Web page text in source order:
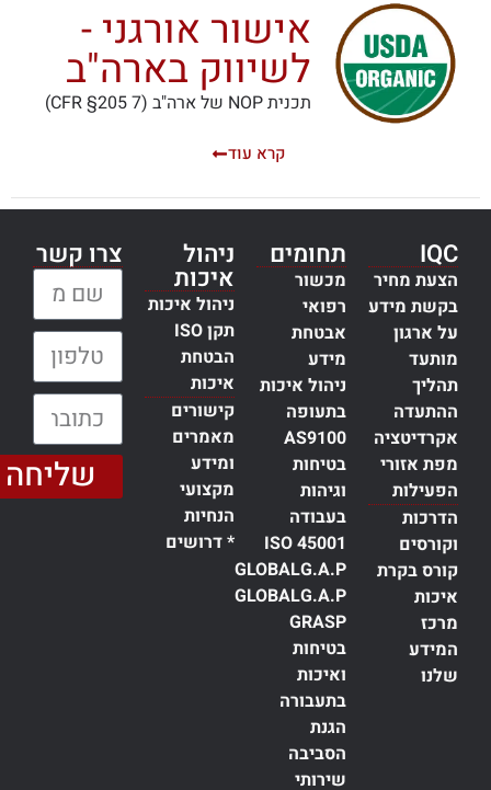
אישור אורגני -
לשיווק בארה"ב
תכנית NOP של ארה"ב (7 CFR §205)
קרא עוד
IQC
הצעת מחיר
בקשת מידע
על ארגון
מותעד
תהליך
ההתעדה
אקרדיטציה
מפת אזורי
הפעילות
הדרכות
וקורסים
קורס בקרת
איכות
מרכז
המידע
שלנו
תחומים
מכשור
רפואי
אבטחת
מידע
ניהול איכות
בתעופה
AS9100
בטיחות
וגיהות
בעבודה
ISO 45001
GLOBALG.A.P
GLOBALG.A.P
GRASP
בטיחות
ואיכות
בתעבורה
הגנת
הסביבה
שירותי
ניהול
איכות
ניהול איכות
תקן ISO
הבטחת
איכות
קישורים
מאמרים
ומידע
מקצועי
הנחיות
* דרושים
צרו קשר
שליחה